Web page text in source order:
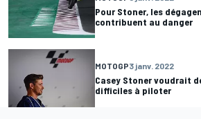
Pour Stoner, les
contribuent au danger
MOTOGP3 janv. 2022
Casey Stoner voudrait
difficiles à piloter